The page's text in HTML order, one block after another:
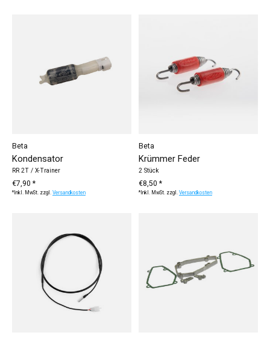
Beta
Kondensator
RR 2T / X-Trainer
€7,90 *
*Inkl. MwSt. zzgl.Versandkosten
Beta
Krümmer Feder
2 Stück
€8,50 *
*Inkl. MwSt. zzgl.Versandkosten